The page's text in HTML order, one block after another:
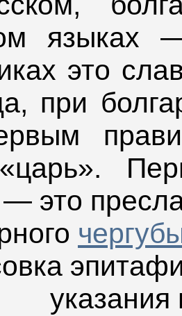
языках
это
при
это
указания